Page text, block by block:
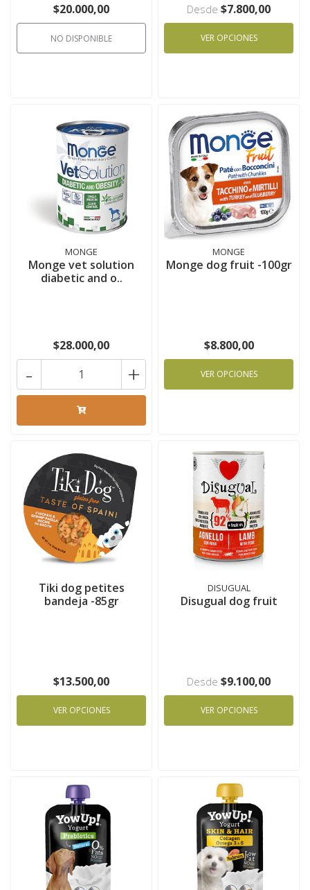
$20.000,00
NO DISPONIBLE
Desde $7.800,00
VER OPCIONES
MONGE
Monge vet solution
diabetic and o..
$28.000,00
- +
MONGE
Monge dog fruit -100gr
$8.800,00
VER OPCIONES
Tiki dog petites
bandeja -85gr
$13.500,00
VER OPCIONES
DISUGUAL
Disugual dog fruit
Desde $9.100,00
VER OPCIONES